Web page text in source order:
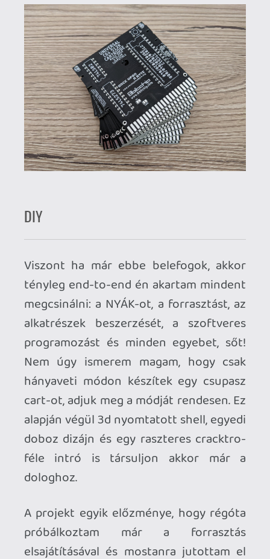
hányaveti módon készítek egy csupasz
cart-ot, adjuk meg a módját rendesen. Ez
alapján végül 3d nyomtatott shell, egyedi
doboz dizájn és egy raszteres cracktro-
féle intró is társuljon akkor már a
dologhoz.
A projekt egyik előzménye, hogy régóta
próbálkoztam már a forrasztás
elsajátításával és mostanra jutottam el
oda, hogy egész szépen sikerülnek az
ilyen jellegű feladatok. Sok korábbi
megfelelő felszerelés szükséges, de
szépen lassan mindenem meglett hozzá.
A tapasztalat mellett a megfelelő
folyasztószer, forrasztószalag, csipeszes
állvány, valamint IPA és nyák-tisztítószer
is szükséges ahhoz, hogy tényleg szép
eredmények szülessenek. A másik, hogy
több – korábban szervizelt – C64-em
halálozott el ilyen-olyan hibákkal az évek
során és egy utólagosan nagy
csalódásként megélt “restaurációs”
megbízás okán fújtam fel magam annyira,
hogy komolyabban nekiálljak SK
foglalkozni a dolgokkal. A NYÁK-okat egy
éve Mackó barátom a BME
Elektrotechnikai tanszékén már
legyártatta (fontos volt, hogy ami csak
lehet, itthon készüljön, így nem a
PCBWay-féle megoldást választottam) –
fekete színű és mindenféle védőréteggel
ellátott verzió lett végül, amelyet a lenti
fotókon is láthattok.